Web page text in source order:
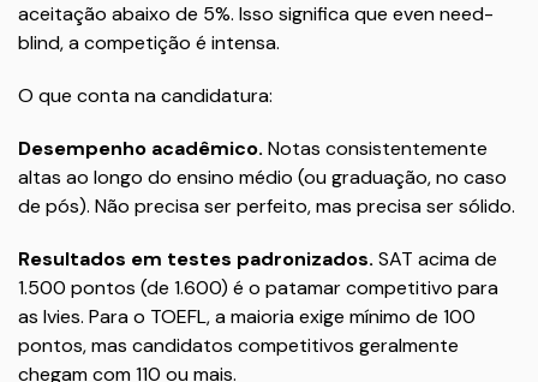
aceitação abaixo de 5%. Isso significa que even need-
blind, a competição é intensa.
O que conta na candidatura:
Desempenho acadêmico. Notas consistentemente
altas ao longo do ensino médio (ou graduação, no caso
de pós). Não precisa ser perfeito, mas precisa ser sólido.
Resultados em testes padronizados. SAT acima de
1.500 pontos (de 1.600) é o patamar competitivo para
as Ivies. Para o TOEFL, a maioria exige mínimo de 100
pontos, mas candidatos competitivos geralmente
chegam com 110 ou mais.